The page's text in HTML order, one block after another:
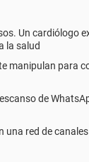
Un cardiólogo
la salud
manipulan para
de
una red de